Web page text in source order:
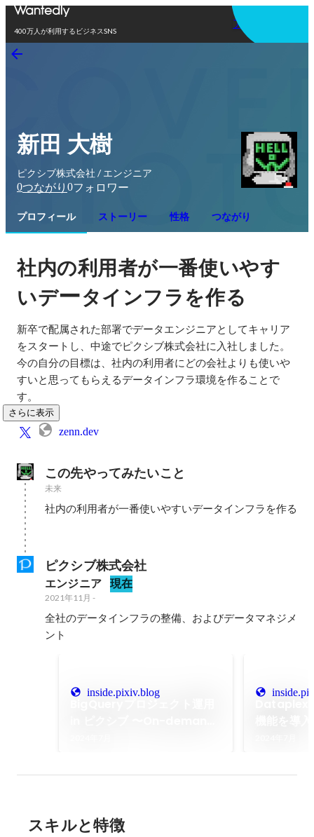
400万人が利用するビジネスSNS
アプリを使う
新田 大樹
ピクシブ株式会社 / エンジニア
0つながり 0フォロワー
プロフィール ストーリー 性格 つながり
社内の利用者が一番使いやす
いデータインフラを作る
新卒で配属された部署でデータエンジニアとしてキャリア
をスタートし、中途でピクシブ株式会社に入社しました。
今の自分の目標は、社内の利用者にどの会社よりも使いや
すいと思ってもらえるデータインフラ環境を作ることで
す。
さらに表示
zenn.dev
この先やってみたいこと
未来
社内の利用者が一番使いやすいデータインフラを作る
ピクシブ株式会社
エンジニア 現在
2021年11月 -
全社のデータインフラの整備、およびデータマネジメ
ント
inside.pixiv.blog
スキルと特徴